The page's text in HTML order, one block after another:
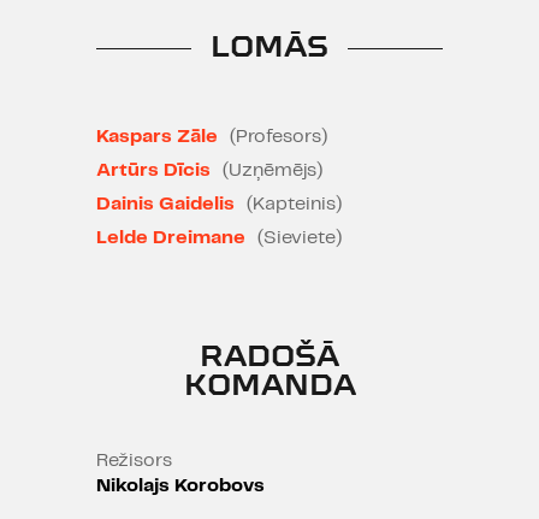
rosina aizdomāties par cilvēka
brīvo gribu, izvēles iespējām un
Dīvainu apstākļu vadīts, cilvēks
nokļūst dīvainā vietā, citu dīvainu
cilvēku kompānijā, gaida kādu, kas
kavē un kam varbūt nemaz nav
LOMĀS
Kaspars Zāle
(Profesors)
Artūrs Dīcis
(Uzņēmējs)
Dainis Gaidelis
(Kapteinis)
Lelde Dreimane
(Sieviete)
RADOŠĀ
KOMANDA
Režisors
Nikolajs Korobovs